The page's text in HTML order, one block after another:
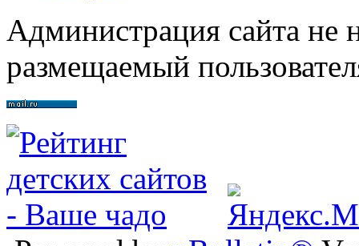
Администрация сайта не
размещаемый